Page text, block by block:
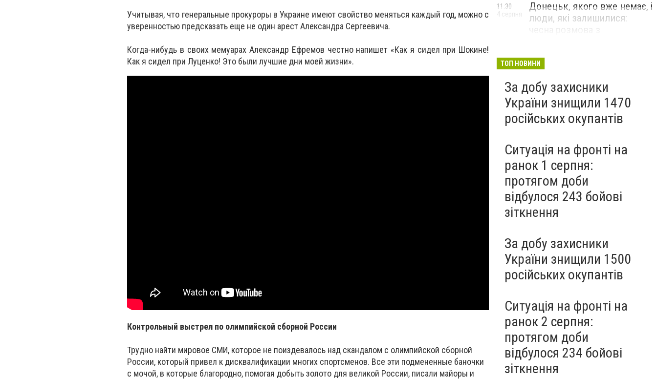
Учитывая, что генеральные прокуроры в Украине имеют свойство меняться каждый год, можно с
уверенностью предсказать еще не один арест Александра Сергеевича.
Когда-нибудь в своих мемуарах Александр Ефремов честно напишет «Как я сидел при Шокине!
Как я сидел при Луценко! Это были лучшие дни моей жизни».
Контрольный выстрел по олимпийской сборной России
Трудно найти мировое СМИ, которое не поиздевалось над скандалом с олимпийской сборной
России, который привел к дисквалификации многих спортсменов. Все эти подмененные баночки
с мочой, в которые благородно, помогая добыть золото для великой России, писали майоры и
Донецьк, якого вже немає, і
люди, які залишилися:
11:30
4 серпня
ТОП НОВИНИ
За добу захисники
України знищили 1470
російських окупантів
Ситуація на фронті на
ранок 1 серпня:
протягом доби
відбулося 243 бойові
зіткнення
За добу захисники
України знищили 1500
російських окупантів
Ситуація на фронті на
ранок 2 серпня:
протягом доби
відбулося 234 бойові
зіткнення